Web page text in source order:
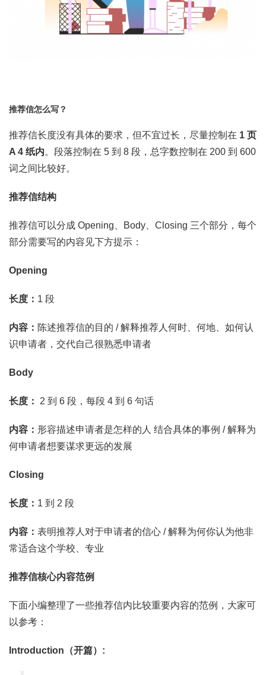
推荐信怎么写？
推荐信长度没有具体的要求，但不宜过长，尽量控制在 1 页
A 4 纸内。段落控制在 5 到 8 段，总字数控制在 200 到 600
词之间比较好。
推荐信结构
推荐信可以分成 Opening、Body、Closing 三个部分，每个
部分需要写的内容见下方提示：
Opening
长度： 1 段
内容： 陈述推荐信的目的 / 解释推荐人何时、何地、如何认
识申请者，交代自己很熟悉申请者
Body
长度： 2 到 6 段，每段 4 到 6 句话
内容： 形容描述申请者是怎样的人 结合具体的事例 / 解释为
何申请者想要谋求更远的发展
Closing
长度： 1 到 2 段
内容： 表明推荐人对于申请者的信心 / 解释为何你认为他非
常适合这个学校、专业
推荐信核心内容范例
下面小编整理了一些推荐信内比较重要内容的范例，大家可
以参考：
Introduction（开篇）: